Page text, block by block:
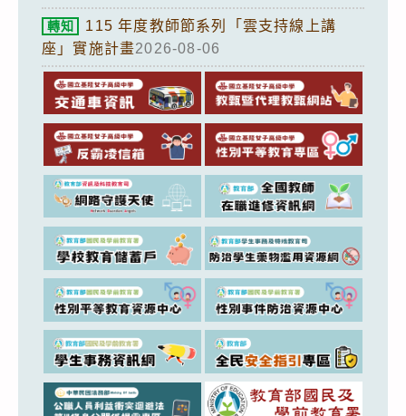
轉知
115 年度教師節系列「雲支持線上講
座」實施計畫2026-08-06